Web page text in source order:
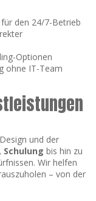
den 24/7-Betrieb
Optionen
ohne IT-Team
und der
bis hin zu
Wir helfen
– von der